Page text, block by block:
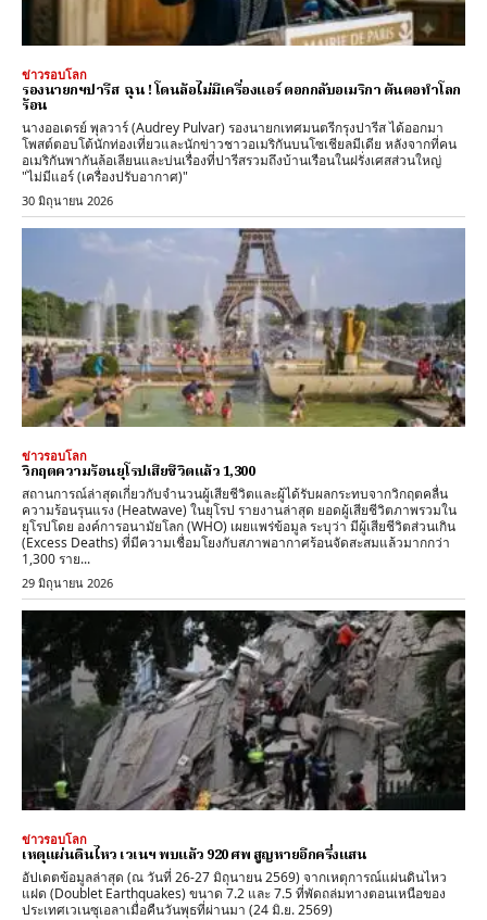
ข่าวรอบโลก
รองนายกฯปารีส ฉุน ! โดนล้อไม่มีเครื่องแอร์ ตอกกลับอเมริกา ต้นตอทำโลก
ร้อน
นางออเดรย์ พุลวาร์ (Audrey Pulvar) รองนายกเทศมนตรีกรุงปารีส ได้ออกมา
โพสต์ตอบโต้นักท่องเที่ยวและนักข่าวชาวอเมริกันบนโซเชียลมีเดีย หลังจากที่คน
อเมริกันพากันล้อเลียนและบ่นเรื่องที่ปารีสรวมถึงบ้านเรือนในฝรั่งเศสส่วนใหญ่
"ไม่มีแอร์ (เครื่องปรับอากาศ)"
30 มิถุนายน 2026
ข่าวรอบโลก
วิกฤตความร้อนยุโรปเสียชีวิตแล้ว 1,300
สถานการณ์ล่าสุดเกี่ยวกับจำนวนผู้เสียชีวิตและผู้ได้รับผลกระทบจากวิกฤตคลื่น
ความร้อนรุนแรง (Heatwave) ในยุโรป รายงานล่าสุด ​ยอดผู้เสียชีวิตภาพรวมใน
ยุโรปโดย ​องค์การอนามัยโลก (WHO) เผยแพร่ข้อมูล ระบุว่า มีผู้เสียชีวิตส่วนเกิน
(Excess Deaths) ที่มีความเชื่อมโยงกับสภาพอากาศร้อนจัดสะสมแล้วมากกว่า
1,300 ราย...
29 มิถุนายน 2026
ข่าวรอบโลก
เหตุแผ่นดินไหว เวเนฯ พบแล้ว 920 ศพ สูญหายอีกครึ่งแสน
อัปเดตข้อมูลล่าสุด (ณ วันที่ 26-27 มิถุนายน 2569) จากเหตุการณ์แผ่นดินไหว
แฝด (Doublet Earthquakes) ขนาด 7.2 และ 7.5 ที่พัดถล่มทางตอนเหนือของ
ประเทศเวเนซุเอลาเมื่อคืนวันพุธที่ผ่านมา (24 มิ.ย. 2569)